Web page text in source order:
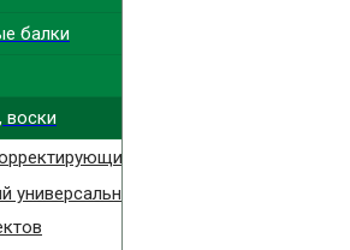
балки
воски
универсальный